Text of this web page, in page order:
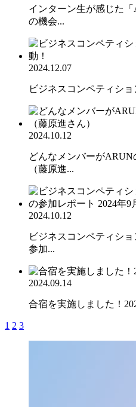
インターン生が感じた
の機会...
2024.12.07
ビジネスコンペティショ
2024.10.12
どんなメンバーがARUN
（藤原進...
2024.10.12
ビジネスコンペティシ
参加...
2024.09.14
合宿を実施しました！
1 2 3